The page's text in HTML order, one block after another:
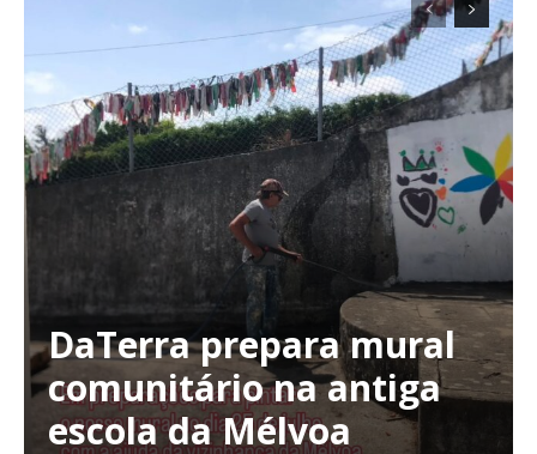
Planos de Assinatura
Faça-se assinante do Região de Cister e ajude-nos a manter este serviço
DaTerra prepara mural
comunitário na antiga
escola da Mélvoa